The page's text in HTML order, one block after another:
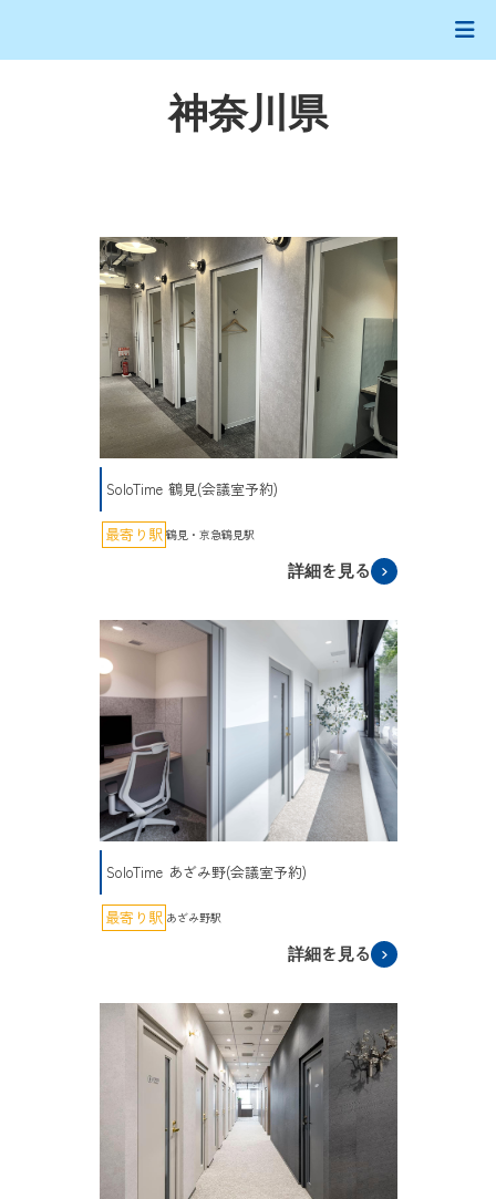
神奈川県
SoloTime 鶴見(会議室予約)
最寄り駅 鶴見・京急鶴見駅
詳細を見る
SoloTime あざみ野(会議室予約)
最寄り駅 あざみ野駅
詳細を見る